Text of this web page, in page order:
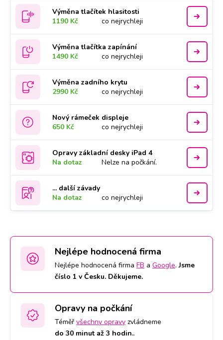
Výměna tlačítek hlasitosti
1190 Kč
co nejrychleji
Výměna tlačítka zapínání
1490 Kč
co nejrychleji
Výměna zadního krytu
2990 Kč
co nejrychleji
Nový rámeček displeje
650 Kč
co nejrychleji
Opravy základní desky iPad 4
Na dotaz
Nelze na počkání.
... další závady
Na dotaz
co nejrychleji
Nejlépe hodnocená firma
Nejlépe hodnocená firma FB a Google.Jsme
číslo 1 v Česku. Děkujeme.
Opravy na počkání
Téměř všechny opravy zvládneme
do 30 minut až 3 hodin..